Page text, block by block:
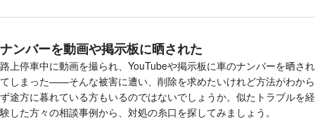
（ナンバーだけでは特定されないためと説明されました）
勝手に人のバイクのナンバーやよく走る通りを公開してもよいも
のなんでしょうか？
勝手に投稿したその人以外の人からおそらく警察等に苦情がいっ
てるんだとも思うのですが、そういったことは迷惑行為には入ら
ナンバーを動画や掲示板に晒された
路上停車中に動画を撮られ、YouTubeや掲示板に車のナンバーを晒され
てしまった——そんな被害に遭い、削除を求めたいけれど方法がわから
ず途方に暮れている方もいるのではないでしょうか。似たトラブルを経
験した方々の相談事例から、対処の糸口を探してみましょう。